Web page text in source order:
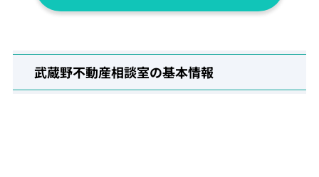
武蔵野不動産相談室の基本情報